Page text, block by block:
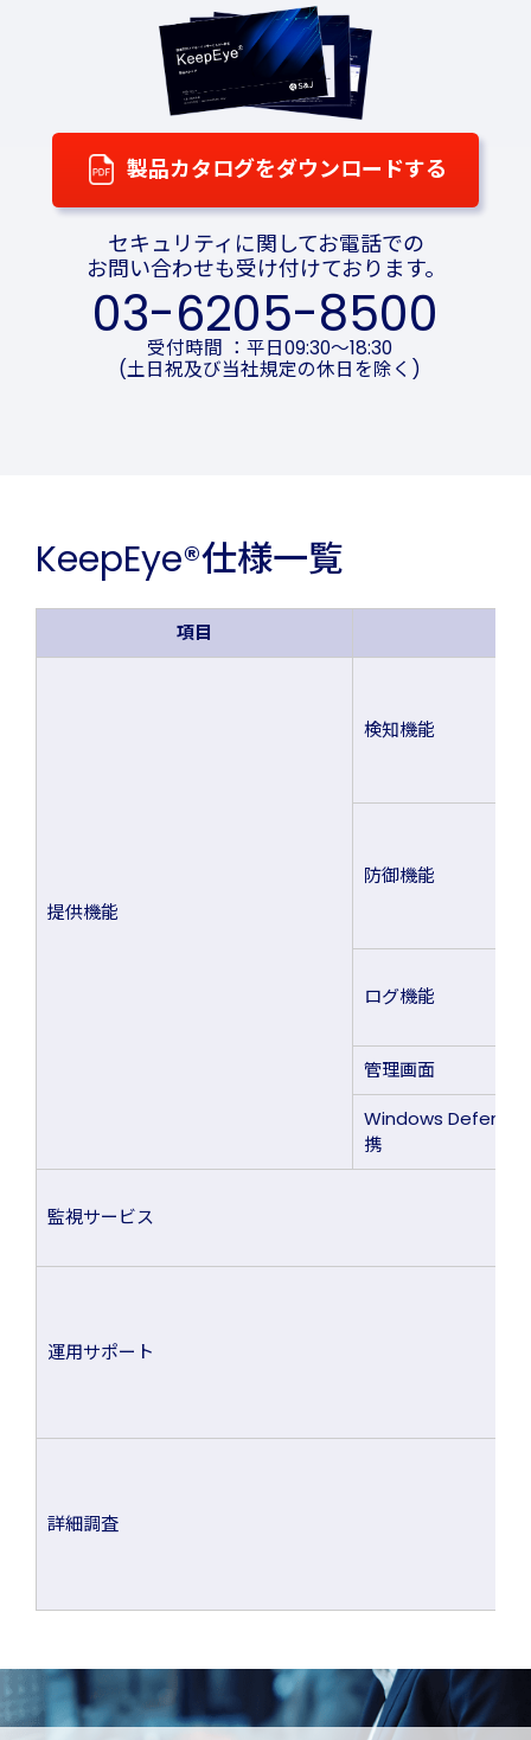
製品カタログをダウンロードする
セキュリティに関してお電話での
お問い合わせも受け付けております。
03-6205-8500
受付時間 ：平日09:30～18:30
(土日祝及び当社規定の休日を除く)
KeepEye®仕様一覧
項目
提供機能
検知機能
防御機能
ログ機能
管理画面
Windows
携
監視サービス
運用サポート
詳細調査